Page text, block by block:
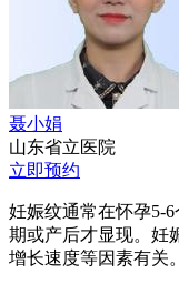
聂小娟
山东省立医院
立即预约
妊娠纹通常在怀孕5-
期或产后才显现。妊
增长速度等因素有关。